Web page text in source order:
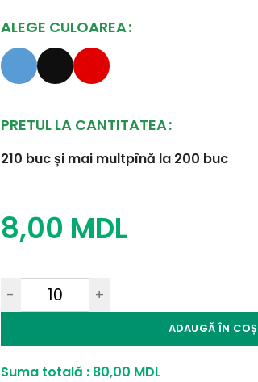
ALEGE CULOAREA
PRETUL LA CANTITATEA
210 buc și mai multpînă la 200 buc
8,00 MDL
- +
ADAUGĂ ÎN COȘ
Suma totală : 80,00 MDL